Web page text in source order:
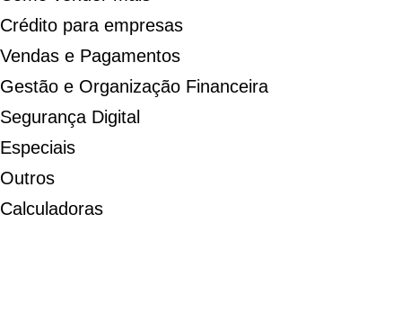
Crédito para empresas
Vendas e Pagamentos
Gestão e Organização Financeira
Segurança Digital
Especiais
Outros
Calculadoras